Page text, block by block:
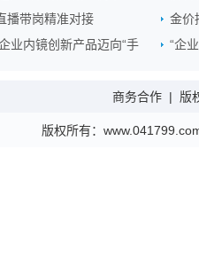
播带岗精准对接
金价
业内镜创新产品迈向“手
“企
商务合作 | 版
版权所有：